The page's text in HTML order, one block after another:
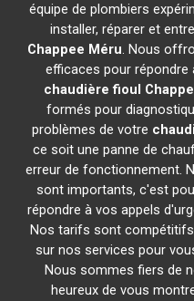
équipe de plombiers
installer, réparer et
Chappee Méru. Nous
efficaces pour répondre
chaudière fioul
formés pour
problèmes de votre
ce soit une panne de
erreur de fonctionnement.
sont importants, c'est
répondre à vos appels
Nos tarifs sont
sur nos services pour
Nous sommes fiers de
heureux de vous